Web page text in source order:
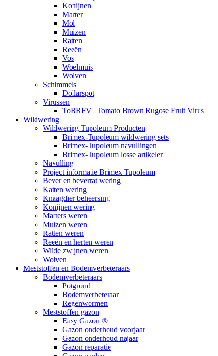
Konijnen
Marter
Mol
Muizen
Ratten
Reeën
Vos
Woelmuis
Wolven
Schimmels
Dollarspot
Virussen
ToBRFV | Tomato Brown Rugose Fruit Virus
Wildwering
Wildwering Tupoleum Producten
Brimex-Tupoleum wildwering sets
Brimex-Tupoleum navullingen
Brimex-Tupoleum losse artikelen
Navulling
Project informatie Brimex Tupoleum
Bever en beverrat wering
Katten wering
Knaagdier beheersing
Konijnen wering
Marters weren
Muizen weren
Ratten weren
Reeën en herten weren
Wilde zwijnen weren
Wolven
Meststoffen en Bodemverbeteraars
Bodemverbeteraars
Potgrond
Bodemverbeteraar
Regenwormen
Meststoffen gazon
Easy Gazon ®
Gazon onderhoud voorjaar
Gazon onderhoud najaar
Gazon reparatie